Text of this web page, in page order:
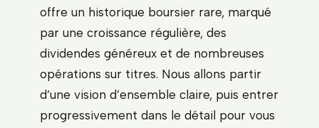
offre un historique boursier rare, marqué
par une croissance régulière, des
dividendes généreux et de nombreuses
opérations sur titres. Nous allons partir
d’une vision d’ensemble claire, puis entrer
progressivement dans le détail pour vous